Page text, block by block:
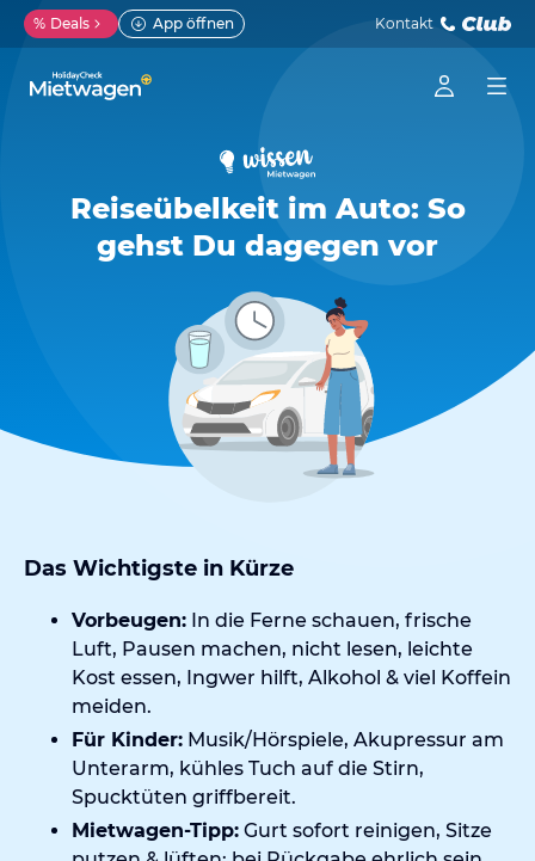
% Deals App öffnen Kontakt
Reiseübelkeit im Auto: So
gehst Du dagegen vor
Das Wichtigste in Kürze
Vorbeugen: In die Ferne schauen, frische
Luft, Pausen machen, nicht lesen, leichte
Kost essen, Ingwer hilft, Alkohol & viel Koffein
meiden.
Für Kinder: Musik/Hörspiele, Akupressur am
Unterarm, kühles Tuch auf die Stirn,
Spucktüten griffbereit.
Mietwagen-Tipp: Gurt sofort reinigen, Sitze